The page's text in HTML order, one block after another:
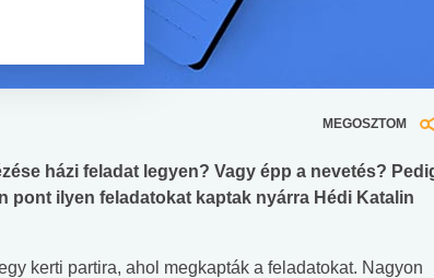
MEGOSZTOM
házi feladat legyen? Vagy épp a nevetés?
pont ilyen feladatokat kaptak nyárra Hédi Katalin
kerti partira, ahol megkapták a feladatokat. Nagyon